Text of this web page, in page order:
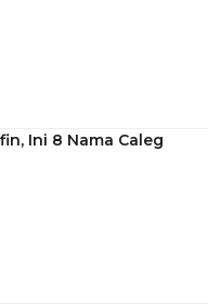
Ini 8 Nama Caleg